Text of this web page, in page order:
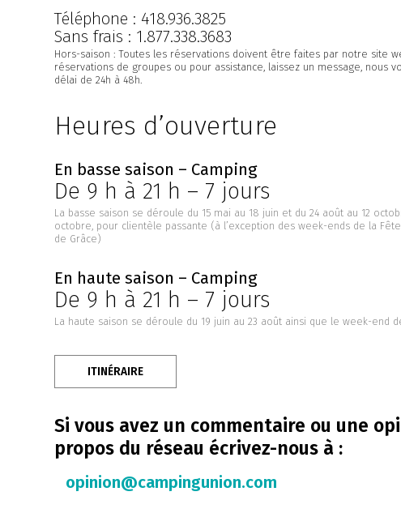
Téléphone : 418.936.3825
Sans frais : 1.877.338.3683
Hors-saison : Toutes les réservations doivent être faites par notre site
réservations de groupes ou pour assistance, laissez un message, nous
délai de 24h à 48h.
Heures d’ouverture
En basse saison – Camping
De 9 h à 21 h – 7 jours
La basse saison se déroule du 15 mai au 18 juin et du 24 août au 12
octobre, pour clientèle passante (à l’exception des week-ends de la
de Grâce)
En haute saison – Camping
De 9 h à 21 h – 7 jours
La haute saison se déroule du 19 juin au 23 août ainsi que le week-end
ITINÉRAIRE
Si vous avez un commentaire ou une
propos du réseau écrivez-nous à :
opinion@campingunion.com